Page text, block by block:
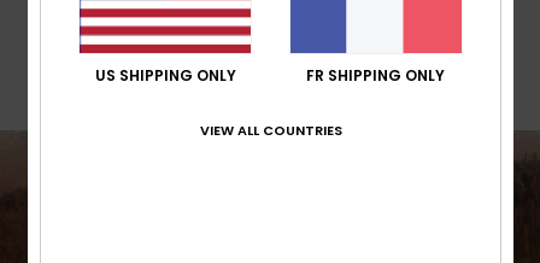
Garantie
US SHIPPING ONLY FR SHIPPING ONLY
VIEW ALL COUNTRIES